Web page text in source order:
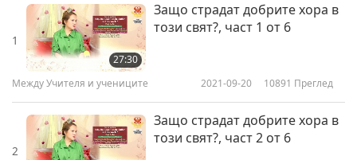
1
27:30
Защо страдат добрите хора в
този свят?, част 1 от 6
Между Учителя и учениците 2021-09-20 10891 Преглед
2
Защо страдат добрите хора в
този свят?, част 2 от 6